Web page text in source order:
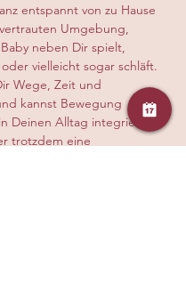
entspannt von zu Hause
Umgebung,
neben Dir spielt,
vielleicht sogar schläft.
Wege, Zeit und
kannst Bewegung
Deinen Alltag integrieren,
trotzdem eine